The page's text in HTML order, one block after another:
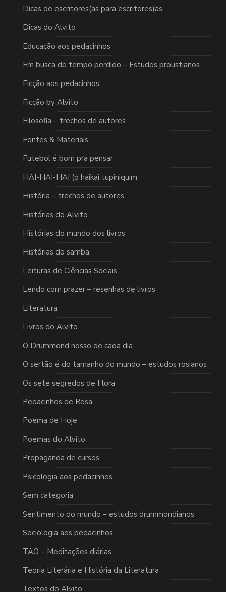
Dicas de escritores(as para escritores(as
Dicas do Alvito
Educação aos pedacinhos
Em busca do tempo perdido – Estudos proustianos
Ficção aos pedacinhos
Ficção by Alvito
Filosofia – trechos de autores
Fontes & Materiais
Futebol é bom pra pensar
HAI-HAI-HAI (o haikai tupiniquim
História – trechos de autores
Histórias do Alvito
Histórias do mundo dos livros
Histórias do samba
Leituras de Ciências Sociais
Lendo com prazer – resenhas de livros
Literatura
Livros do Alvito
O Drummond nosso de cada dia
O sertão é do tamanho do mundo – estudos rosianos
Os sete segredos de Flora
Pedacinhos de Rosa
Poema de Hoje
Poemas do Alvito
Propaganda de cursos
Psicologia aos pedacinhos
Sem categoria
Sentimento do mundo – estudos drummondianos
Sociologia aos pedacinhos
TAO – Meditações diárias
Teoria Literária e História da Literatura
Textos do Alvito